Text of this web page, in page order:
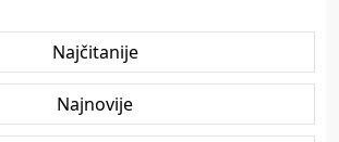
Najčitanije
Najnovije